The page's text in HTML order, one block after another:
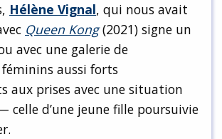
Hélène Vignal, qui nous avait
Queen Kong(2021) signe un
avec une galerie de
féminins aussi forts
aux prises avec une situation
celle d’une jeune fille poursuivie